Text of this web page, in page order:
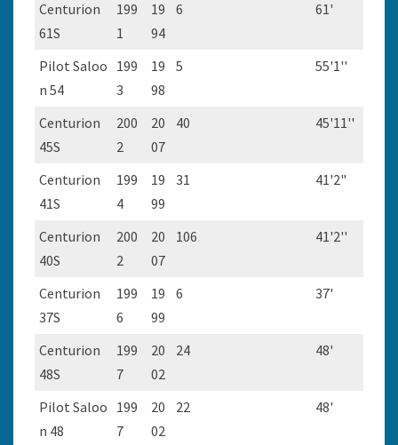
Centurion
61S
199
1
19
94
6 61'
Pilot Saloo
n 54
199
3
19
98
5 55'1''
Centurion
45S
200
2
20
07
40 45'11''
Centurion
41S
199
4
19
99
31 41'2"
Centurion
40S
200
2
20
07
106 41'2''
Centurion
37S
199
6
19
99
6 37'
Centurion
48S
199
7
20
02
24 48'
Pilot Saloo
n 48
199
7
20
02
22 48'